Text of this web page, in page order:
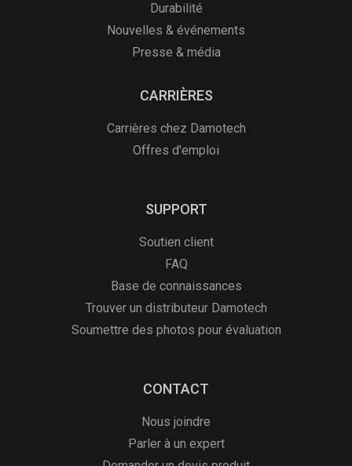
Durabilité
Nouvelles & événements
Presse & média
CARRIÈRES
Carrières chez Damotech
Offres d'emploi
SUPPORT
Soutien client
FAQ
Base de connaissances
Trouver un distributeur Damotech
Soumettre des photos pour évaluation
CONTACT
Nous joindre
Parler à un expert